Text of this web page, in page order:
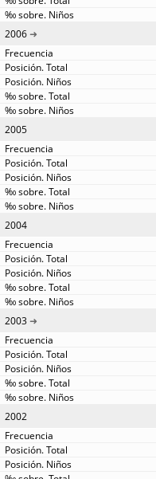
2006
2005
2004
2003
2002